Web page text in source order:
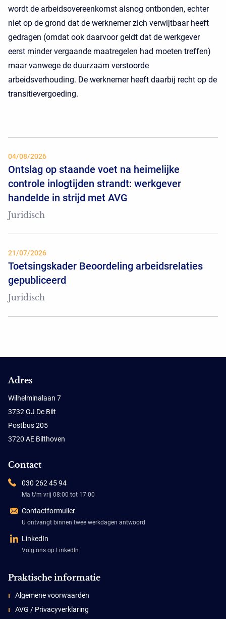
wordt de arbeidsovereenkomst alsnog ontbonden, echter
niet op de grond dat de werknemer zich verwijtbaar heeft
gedragen (omdat ook daarvoor geldt dat de werkgever
eerst minder vergaande maatregelen had moeten treffen)
maar vanwege de duurzaam verstoorde
arbeidsverhouding. De werknemer heeft daarbij recht op de
transitievergoeding.
04/08/2026
Ontslag op staande voet na heimelijke
controle inlogtijden strandt: werkgever
handelde in strijd met AVG
Juridisch
21/07/2026
Toetsingskader Beoordeling arbeidsrelaties
gepubliceerd
Juridisch
Adres
Wilhelminalaan 7
3732 GJ De Bilt
Postbus 205
3720 AE Bilthoven
Contact
030 262 45 94
Ma t/m vrij 08:00 tot 17:00
Contactformulier
U ontvangt binnen twee werkdagen antwoord
LinkedIn
Volg ons op LinkedIn
Praktische informatie
Algemene voorwaarden
AVG / Privacyverklaring